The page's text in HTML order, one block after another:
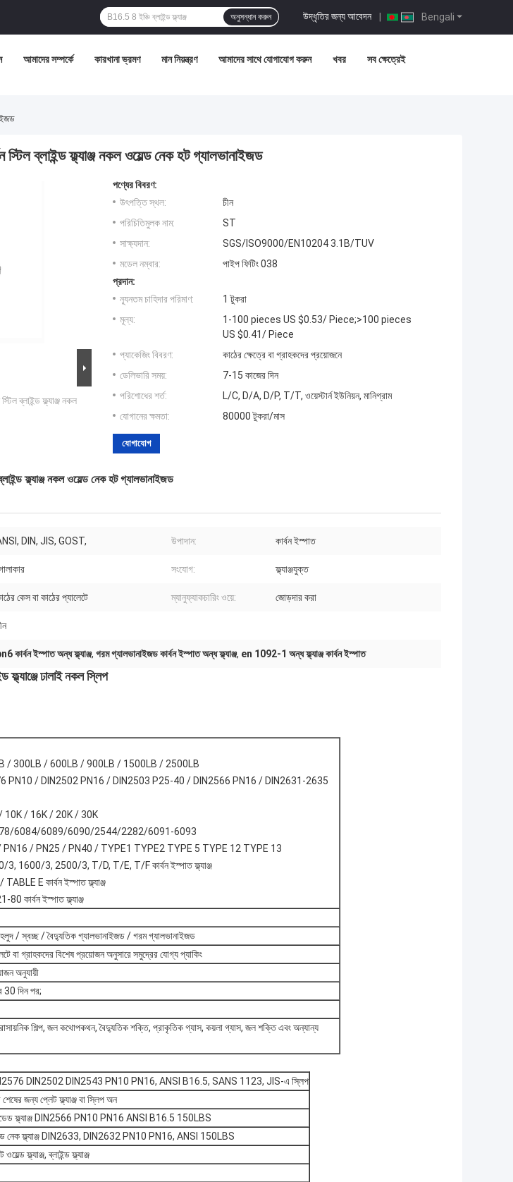
Bengali
উদ্ধৃতির জন্য আবেদন |
অনুসন্ধান করুন
আমাদের সম্পর্কে কারখানা ভ্রমণ মান নিয়ন্ত্রণ আমাদের সাথে যোগাযোগ করুন খবর সব ক্ষেত্রেই
ব্লাইন্ড ফ্ল্যাঞ্জ নকল ওয়েল্ড নেক হট গ্যালভানাইজড
ব্লাইন্ড ফ্ল্যাঞ্জ নকল
পণ্যের বিবরণ:
উৎপত্তি স্থল:
চীন
পরিচিতিমুলক নাম:
ST
সাক্ষ্যদান:
SGS/ISO9000/EN10204 3.1B/TUV
মডেল নম্বার:
পাইপ ফিটিং 038
প্রদান:
ন্যূনতম চাহিদার পরিমাণ:
1 টুকরা
মূল্য:
1-100 pieces US $0.53/ Piece;>100 pieces
US $0.41/ Piece
প্যাকেজিং বিবরণ:
কাঠের ক্ষেত্রে বা গ্রাহকদের প্রয়োজনে
ডেলিভারি সময়:
7-15 কাজের দিন
পরিশোধের শর্ত:
L/C, D/A, D/P, T/T, ওয়েস্টার্ন ইউনিয়ন, মানিগ্রাম
যোগানের ক্ষমতা:
80000 টুকরা/মাস
যোগাযোগ
ফ্ল্যাঞ্জ নকল ওয়েল্ড নেক হট গ্যালভানাইজড
DIN, JIS, GOST, উপাদান: কার্বন ইস্পাত
সংযোগ: ফ্ল্যাঞ্জযুক্ত
কেস বা কাঠের প্যালেটে ম্যানুফ্যাকচারিং ওয়ে: জোড়দার করা
কার্বন ইস্পাত অন্ধ ফ্ল্যাঞ্জ, গরম গ্যালভানাইজড কার্বন ইস্পাত অন্ধ ফ্ল্যাঞ্জ, en 1092-1 অন্ধ ফ্ল্যাঞ্জ কার্বন ইস্পাত
ফ্ল্যাঞ্জে ঢালাই নকল স্লিপ
/ 300LB / 600LB / 900LB / 1500LB / 2500LB
PN10 / DIN2502 PN16 / DIN2503 P25-40 / DIN2566 PN16 / DIN2631-2635
10K / 16K / 20K / 30K
6084/6089/6090/2544/2282/6091-6093
/ PN25 / PN40 / TYPE1 TYPE2 TYPE 5 TYPE 12 TYPE 13
1600/3, 2500/3, T/D, T/E, T/F কার্বন ইস্পাত ফ্ল্যাঞ্জ
E কার্বন ইস্পাত ফ্ল্যাঞ্জ
কার্বন ইস্পাত ফ্ল্যাঞ্জ
/ হলুদ / স্বচ্ছ / বৈদ্যুতিক গ্যালভানাইজড / গরম গ্যালভানাইজড
বা গ্রাহকদের বিশেষ প্রয়োজন অনুসারে সমুদ্রের যোগ্য প্যাকিং
অনুযায়ী
30 দিন পর;
রাসায়নিক শিল্প, জল কথোপকথন, বৈদ্যুতিক শক্তি, প্রাকৃতিক গ্যাস, কয়লা গ্যাস, জল শক্তি এবং অন্যান্য
DIN2502 DIN2543 PN10 PN16, ANSI B16.5, SANS 1123, JIS-এ স্লিপ
শেষের জন্য প্লেট ফ্ল্যাঞ্জ বা স্লিপ অন
ফ্ল্যাঞ্জ DIN2566 PN10 PN16 ANSI B16.5 150LBS
নেক ফ্ল্যাঞ্জ DIN2633, DIN2632 PN10 PN16, ANSI 150LBS
ওয়েল্ড ফ্ল্যাঞ্জ, ব্লাইন্ড ফ্ল্যাঞ্জ